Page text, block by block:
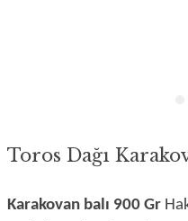
Toros Dağı
Karakovan balı 900 Gr